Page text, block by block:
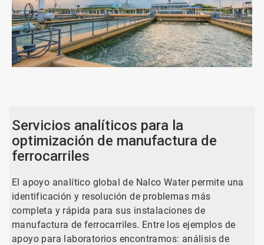
Servicios analíticos para la
optimización de manufactura de
ferrocarriles
El apoyo analítico global de Nalco Water permite una
identificación y resolución de problemas más
completa y rápida para sus instalaciones de
manufactura de ferrocarriles. Entre los ejemplos de
apoyo para laboratorios encontramos: análisis de